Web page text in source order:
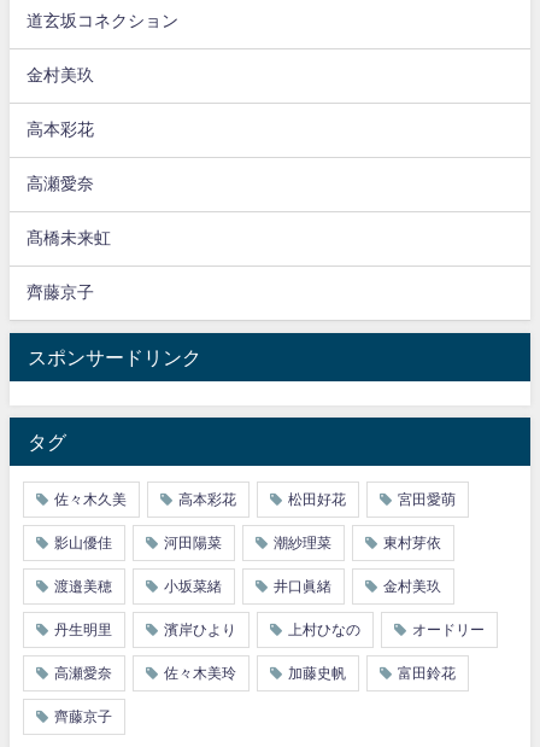
道玄坂コネクション
金村美玖
高本彩花
高瀬愛奈
髙橋未来虹
齊藤京子
スポンサードリンク
タグ
佐々木久美 高本彩花 松田好花 宮田愛萌
影山優佳 河田陽菜 潮紗理菜 東村芽依
渡邉美穂 小坂菜緒 井口眞緒 金村美玖
丹生明里 濱岸ひより 上村ひなの オードリー
高瀬愛奈 佐々木美玲 加藤史帆 富田鈴花
齊藤京子